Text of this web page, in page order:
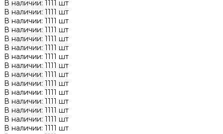
В наличии: 1111 шт
В наличии: 1111 шт
В наличии: 1111 шт
В наличии: 1111 шт
В наличии: 1111 шт
В наличии: 1111 шт
В наличии: 1111 шт
В наличии: 1111 шт
В наличии: 1111 шт
В наличии: 1111 шт
В наличии: 1111 шт
В наличии: 1111 шт
В наличии: 1111 шт
В наличии: 1111 шт
В наличии: 1111 шт